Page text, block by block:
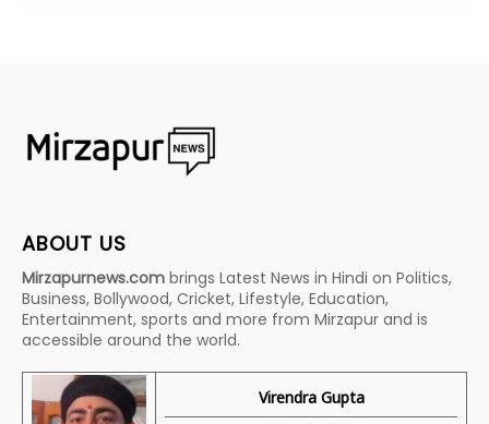
ABOUT US
Mirzapurnews.com brings Latest News in Hindi on Politics,
Business, Bollywood, Cricket, Lifestyle, Education,
Entertainment, sports and more from Mirzapur and is
accessible around the world.
Virendra Gupta